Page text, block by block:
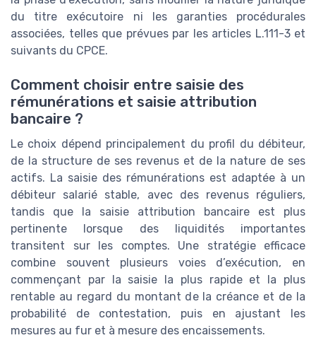
du titre exécutoire ni les garanties procédurales
associées, telles que prévues par les articles L.111-3 et
suivants du CPCE.
Comment choisir entre saisie des
rémunérations et saisie attribution
bancaire ?
Le choix dépend principalement du profil du débiteur,
de la structure de ses revenus et de la nature de ses
actifs. La saisie des rémunérations est adaptée à un
débiteur salarié stable, avec des revenus réguliers,
tandis que la saisie attribution bancaire est plus
pertinente lorsque des liquidités importantes
transitent sur les comptes. Une stratégie efficace
combine souvent plusieurs voies d’exécution, en
commençant par la saisie la plus rapide et la plus
rentable au regard du montant de la créance et de la
probabilité de contestation, puis en ajustant les
mesures au fur et à mesure des encaissements.